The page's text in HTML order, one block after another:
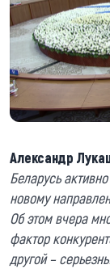
Александр
Беларусь
новому
Об этом вчера
фактор
другой –